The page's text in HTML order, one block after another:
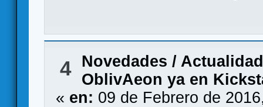
4
Novedades / Actualidad
OblivAeon ya en
« en: 09 de Febrero de